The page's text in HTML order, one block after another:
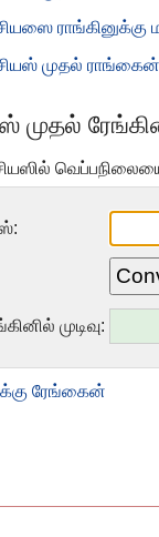
ராங்கினுக்கு
முதல்
முதல்
முடிவு:
ரேங்கைன்